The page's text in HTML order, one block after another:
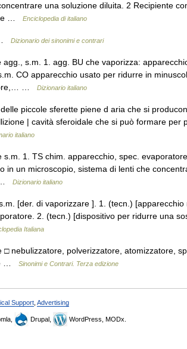
una soluzione diluita. 2 Recipiente
…
Enciclopedia di italiano
Dizionario dei sinonimi e contrari
agg., s.m. 1. agg. BU che vaporizza:
CO apparecchio usato per ridurre in
…
Dizionario italiano
piccole sferette piene d aria che si
| cavità sferoidale che si può formare per
italiano
s.m. 1. TS chim. apparecchio, spec.
in un microscopio, sistema di lenti che
…
Dizionario italiano
[der. di vaporizzare ]. 1. (tecn.) [apparecchio
2. (tecn.) [dispositivo per ridurre una
Italiana
nebulizzatore, polverizzatore, atomizzatore,
…
Sinonimi e Contrari. Terza edizione
Support Advertising
Drupal, WordPress, MODx.